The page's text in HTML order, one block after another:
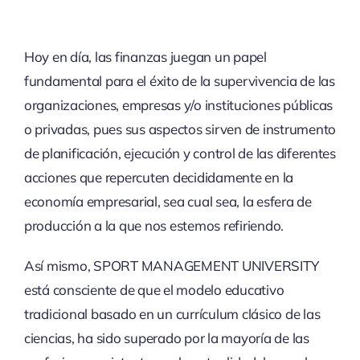
Hoy en día, las finanzas juegan un papel
fundamental para el éxito de la supervivencia de las
organizaciones, empresas y/o instituciones públicas
o privadas, pues sus aspectos sirven de instrumento
de planificación, ejecución y control de las diferentes
acciones que repercuten decididamente en la
economía empresarial, sea cual sea, la esfera de
producción a la que nos estemos refiriendo.
Así mismo, SPORT MANAGEMENT UNIVERSITY
está consciente de que el modelo educativo
tradicional basado en un currículum clásico de las
ciencias, ha sido superado por la mayoría de las